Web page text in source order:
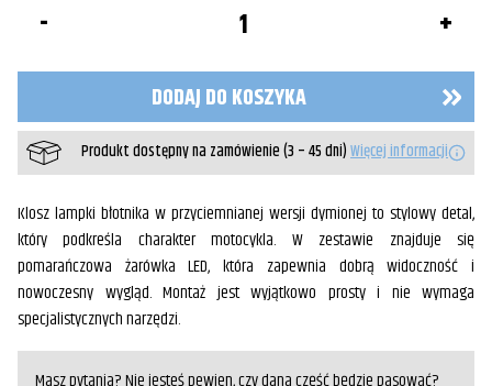
przód
żarówka
pomarańczowa
DODAJ DO KOSZYKA
Produkt dostępny na zamówienie (3 – 45 dni)Więcej informacji
Klosz lampki błotnika w przyciemnianej wersji dymionej to stylowy detal,
który podkreśla charakter motocykla. W zestawie znajduje się
pomarańczowa żarówka LED, która zapewnia dobrą widoczność i
nowoczesny wygląd. Montaż jest wyjątkowo prosty i nie wymaga
specjalistycznych narzędzi.